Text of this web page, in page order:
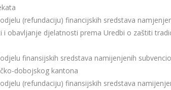
(refundaciju) financijskih sredstava
obavljanje djelatnosti prema Uredbi o zaštiti
finansijskih sredstava namijenjenih
dobojskog kantona
(refundaciju) finansijskih sredstava